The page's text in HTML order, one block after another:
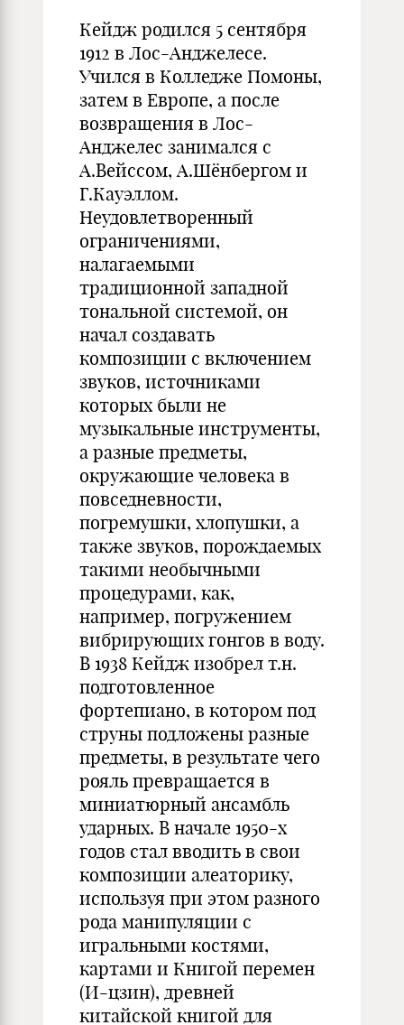
Кейдж родился 5 сентября
1912 в Лос-Анджелесе.
Учился в Колледже Помоны,
затем в Европе, а после
возвращения в Лос-
Анджелес занимался с
А.Вейссом, А.Шёнбергом и
Г.Кауэллом.
Неудовлетворенный
ограничениями,
налагаемыми
традиционной западной
тональной системой, он
начал создавать
композиции с включением
звуков, источниками
которых были не
музыкальные инструменты,
а разные предметы,
окружающие человека в
повседневности,
погремушки, хлопушки, а
также звуков, порождаемых
такими необычными
процедурами, как,
например, погружением
вибрирующих гонгов в воду.
В 1938 Кейдж изобрел т.н.
подготовленное
фортепиано, в котором под
струны подложены разные
предметы, в результате чего
рояль превращается в
миниатюрный ансамбль
ударных. В начале 1950-х
годов стал вводить в свои
композиции алеаторику,
используя при этом разного
рода манипуляции с
игральными костями,
картами и Книгой перемен
(И-цзин), древней
китайской книгой для